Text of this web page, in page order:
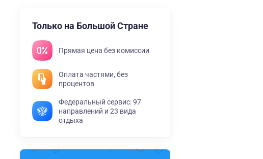
Только на Большой Стране
Прямая цена без комиссии
Оплата частями, без
процентов
Федеральный сервис: 97
направлений и 23 вида
отдыха